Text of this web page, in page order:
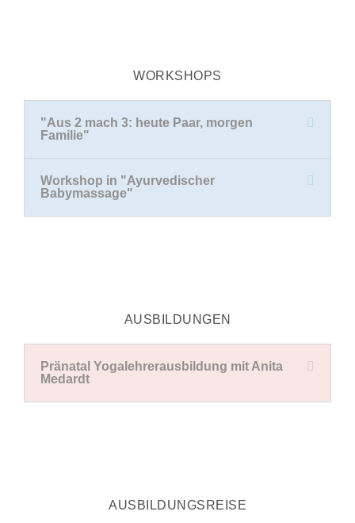
WORKSHOPS
"Aus 2 mach 3: heute Paar, morgen
Familie"
Workshop in "Ayurvedischer
Babymassage"
AUSBILDUNGEN
Pränatal Yogalehrerausbildung mit Anita
Medardt
AUSBILDUNGSREISE